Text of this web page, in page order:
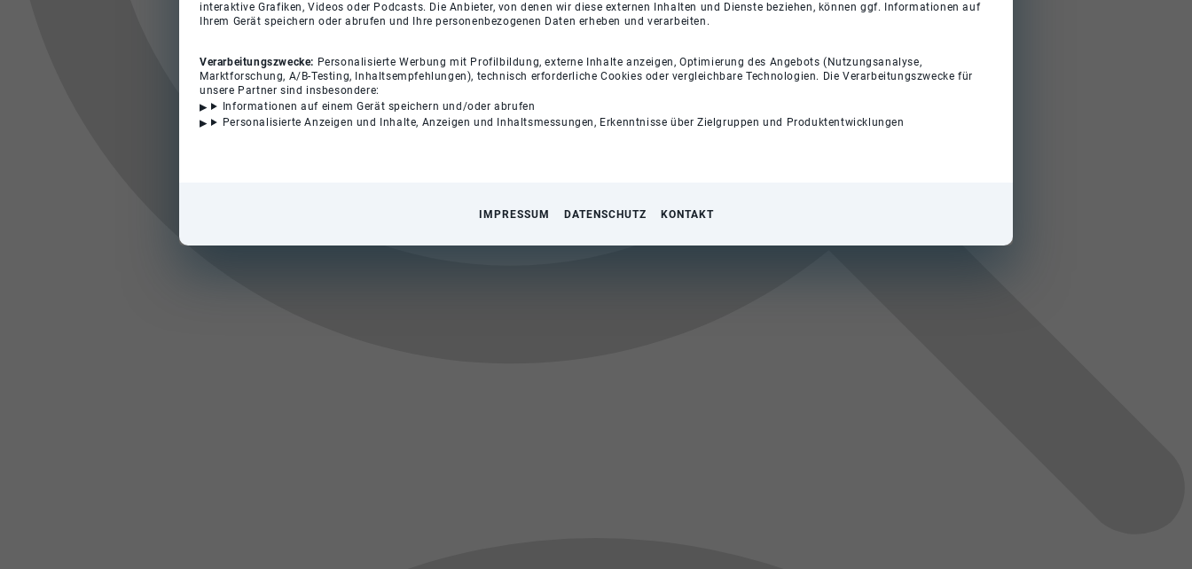
interaktive Grafiken, Videos oder Podcasts. Die Anbieter, von denen wir diese externen Inhalten und Dienste beziehen, können ggf. Informationen auf
Ihrem Gerät speichern oder abrufen und Ihre personenbezogenen Daten erheben und verarbeiten.
Verarbeitungszwecke: Personalisierte Werbung mit Profilbildung, externe Inhalte anzeigen, Optimierung des Angebots (Nutzungsanalyse,
Marktforschung, A/B-Testing, Inhaltsempfehlungen), technisch erforderliche Cookies oder vergleichbare Technologien. Die Verarbeitungszwecke für
unsere Partner sind insbesondere:
Informationen auf einem Gerät speichern und/oder abrufen
Personalisierte Anzeigen und Inhalte, Anzeigen und Inhaltsmessungen, Erkenntnisse über Zielgruppen und Produktentwicklungen
IMPRESSUM DATENSCHUTZ KONTAKT